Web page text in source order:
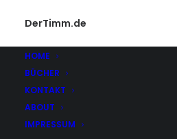
DerTimm.de
HOME
BÜCHER
KONTAKT
ABOUT
IMPRESSUM